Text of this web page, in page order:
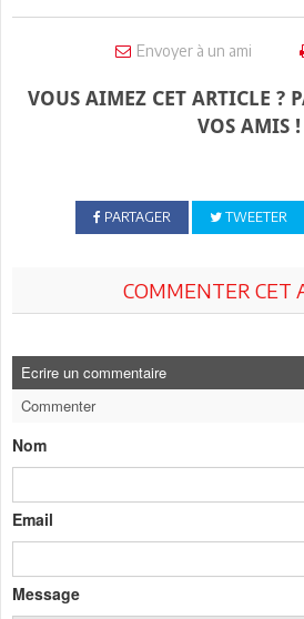
Envoyer à un ami
VOUS AIMEZ CET ARTICLE ?
VOS AMIS !
PARTAGER TWEETER
COMMENTER CET
Ecrire un commentaire
Commenter
Nom
Email
Message